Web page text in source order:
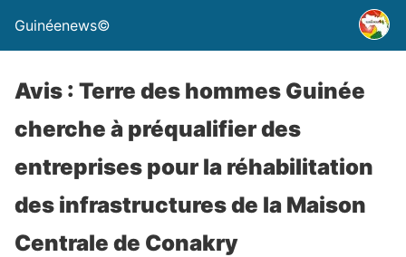
Guinéenews©
Avis : Terre des hommes Guinée
cherche à préqualifier des
entreprises pour la réhabilitation
des infrastructures de la Maison
Centrale de Conakry